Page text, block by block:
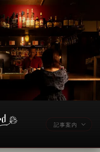
記事案内